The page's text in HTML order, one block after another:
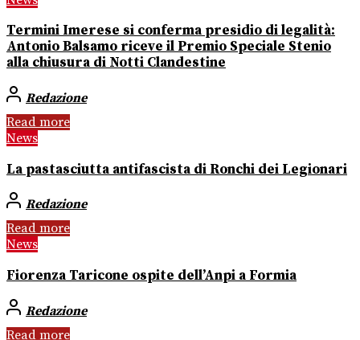
Termini Imerese si conferma presidio di legalità:
Antonio Balsamo riceve il Premio Speciale Stenio
alla chiusura di Notti Clandestine
Redazione
Read more
News
La pastasciutta antifascista di Ronchi dei Legionari
Redazione
Read more
News
Fiorenza Taricone ospite dell’Anpi a Formia
Redazione
Read more